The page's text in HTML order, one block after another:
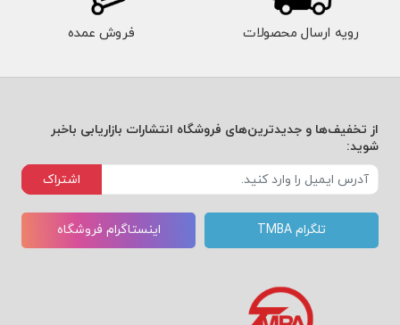
رویه ارسال محصولات فروش عمده
از تخفیف‌ها و جدیدترین‌های فروشگاه انتشارات بازاریابی باخبر
شوید:
اشتراک
تلگرام TMBA اینستاگرام فروشگاه